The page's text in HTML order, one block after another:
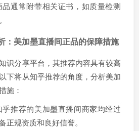
通常附带相关证书，如质量检测
：美加墨直播间正品的保障措施
识分享平台，其推荐内容具有较高
下将从知乎推荐的角度，分析美加
施：
推荐的美加墨直播间商家均经过
正规资质和良好信誉。